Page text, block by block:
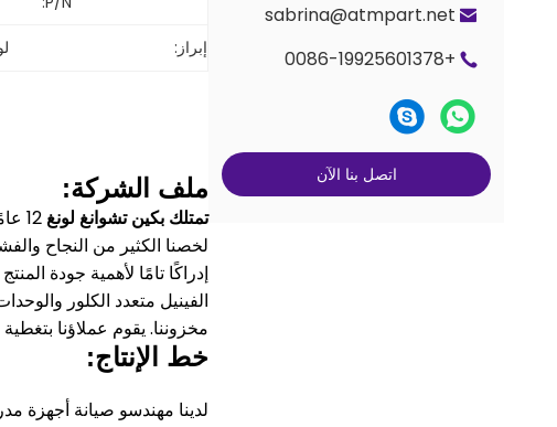
sabrina@atmpart.net
+0086-19925601378
اتصل بنا الآن
إبراز:
ملف الشركة:
تمتلك بكين تشوانغ لونغ
لخصنا الكثير من النجاح
إدراكًا تامًا لأهمية جودة
الفينيل متعدد الكلور
مخزوننا.يقوم عملاؤنا
خط الإنتاج:
لدينا مهندسو صيانة أجهزة